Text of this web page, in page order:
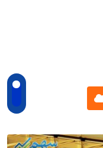
Cloud